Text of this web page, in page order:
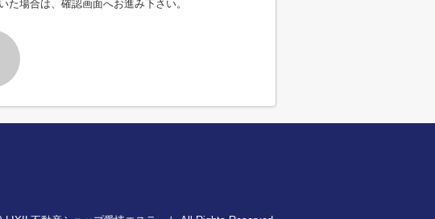
場合は、確認画面へお進み下さい。